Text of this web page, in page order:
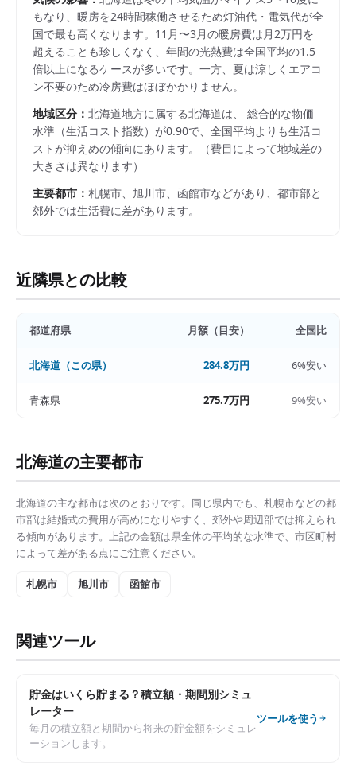
もなり、暖房を24時間稼働させるため灯油代・電気代が全
国で最も高くなります。11月〜3月の暖房費は月2万円を
超えることも珍しくなく、年間の光熱費は全国平均の1.5
倍以上になるケースが多いです。一方、夏は涼しくエアコ
ン不要のため冷房費はほぼかかりません。
地域区分： 北海道地方に属する北海道は、 総合的な物価
水準（生活コスト指数）が0.90で、 全国平均よりも生活コ
ストが抑えめの傾向にあります。
（費目によって地域差の
大きさは異なります）
主要都市： 札幌市、旭川市、函館市などがあり、都市部と
郊外では生活費に差があります。
近隣県との比較
都道府県 月額（目安） 全国比
北海道 （この県） 284.8万円 6%安い
青森県 275.7万円 9%安い
北海道の主要都市
北海道の主な都市は次のとおりです。同じ県内でも、 札幌市などの都
市部は結婚式の費用が高めになりやすく、郊外や周辺部では抑えられ
る傾向があります。上記の金額は県全体の平均的な水準で、市区町村
によって差がある点にご注意ください。
札幌市 旭川市 函館市
関連ツール
貯金はいくら貯まる？積立額・期間別シミュ
レーター
毎月の積立額と期間から将来の貯金額をシミュレ
ーションします。
ツールを使う